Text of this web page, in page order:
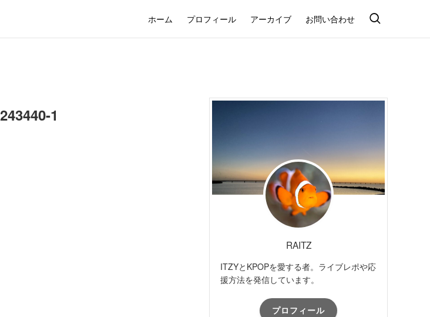
ホーム プロフィール アーカイブ お問い合わせ
1
RAITZ
ITZYとKPOPを愛する者。ライブレポや応
援方法を発信しています。
プロフィール